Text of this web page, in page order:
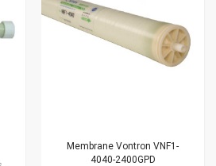
Membrane Vontron VNF1-
4040-2400GPD